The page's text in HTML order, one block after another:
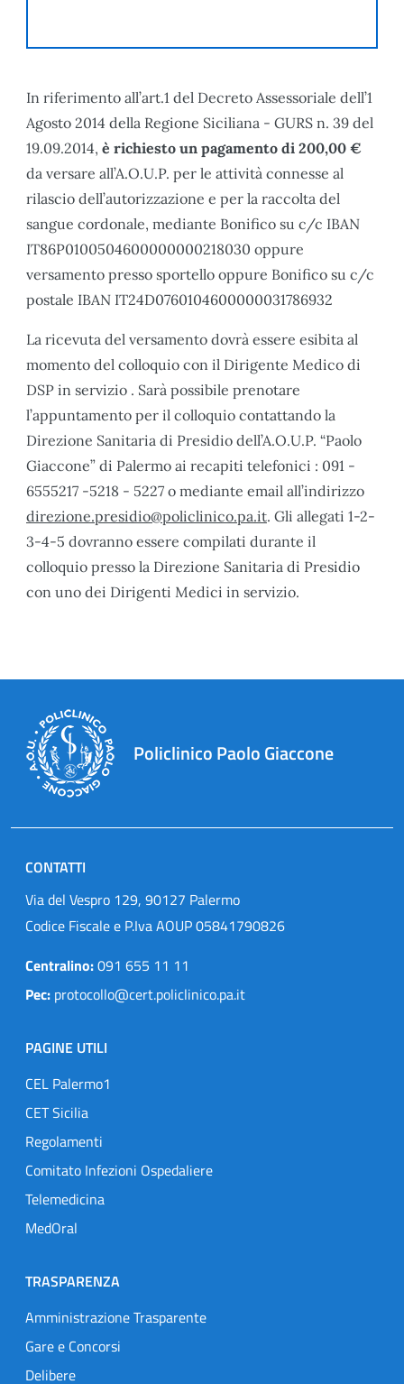
In riferimento all’art.1 del Decreto Assessoriale dell’1
Agosto 2014 della Regione Siciliana - GURS n. 39 del
19.09.2014, è richiesto un pagamento di 200,00 €
da versare all’A.O.U.P. per le attività connesse al
rilascio dell’autorizzazione e per la raccolta del
sangue cordonale, mediante Bonifico su c/c IBAN
IT86P0100504600000000218030 oppure
versamento presso sportello oppure Bonifico su c/c
postale IBAN IT24D0760104600000031786932
La ricevuta del versamento dovrà essere esibita al
momento del colloquio con il Dirigente Medico di
DSP in servizio . Sarà possibile prenotare
l’appuntamento per il colloquio contattando la
Direzione Sanitaria di Presidio dell’A.O.U.P. “Paolo
Giaccone” di Palermo ai recapiti telefonici : 091 -
6555217 -5218 - 5227 o mediante email all’indirizzo
direzione.presidio@policlinico.pa.it. Gli allegati 1-2-
3-4-5 dovranno essere compilati durante il
colloquio presso la Direzione Sanitaria di Presidio
con uno dei Dirigenti Medici in servizio.
Policlinico Paolo Giaccone
CONTATTI
Via del Vespro 129, 90127 Palermo
Codice Fiscale e P.Iva AOUP 05841790826
Centralino:091 655 11 11
Pec: protocollo@cert.policlinico.pa.it
PAGINE UTILI
CEL Palermo1
CET Sicilia
Regolamenti
Comitato Infezioni Ospedaliere
Telemedicina
MedOral
TRASPARENZA
Amministrazione Trasparente
Gare e Concorsi
Delibere